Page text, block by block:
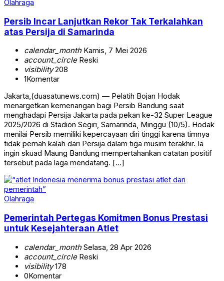
Olahraga
Persib Incar Lanjutkan Rekor Tak Terkalahkan
atas Persija di Samarinda
calendar_monthKamis, 7 Mei 2026
account_circleReski
visibility208
1Komentar
Jakarta,(duasatunews.com) — Pelatih Bojan Hodak
menargetkan kemenangan bagi Persib Bandung saat
menghadapi Persija Jakarta pada pekan ke-32 Super League
2025/2026 di Stadion Segiri, Samarinda, Minggu (10/5). Hodak
menilai Persib memiliki kepercayaan diri tinggi karena timnya
tidak pernah kalah dari Persija dalam tiga musim terakhir. Ia
ingin skuad Maung Bandung mempertahankan catatan positif
tersebut pada laga mendatang. […]
Olahraga
Pemerintah Pertegas Komitmen Bonus Prestasi
untuk Kesejahteraan Atlet
calendar_monthSelasa, 28 Apr 2026
account_circleReski
visibility178
0Komentar